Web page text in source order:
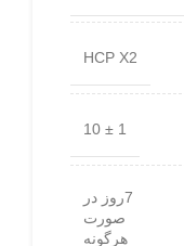
HCP X2
1 ± 10
7روز در
صورت
هرگونه